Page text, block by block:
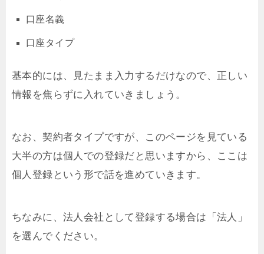
口座名義
口座タイプ
基本的には、見たまま入力するだけなので、正しい
情報を焦らずに入れていきましょう。
なお、契約者タイプですが、このページを見ている
大半の方は個人での登録だと思いますから、ここは
個人登録という形で話を進めていきます。
ちなみに、法人会社として登録する場合は「法人」
を選んでください。